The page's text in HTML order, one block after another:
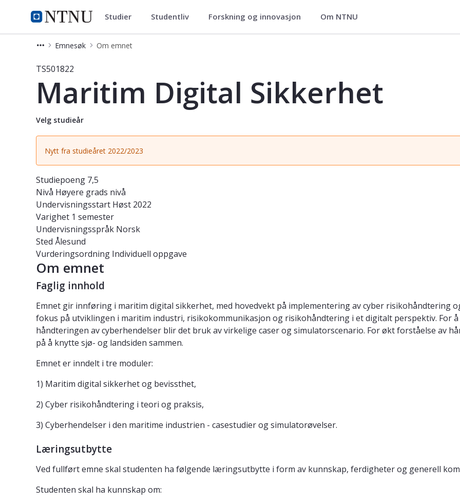
NTNU Hjemmeside
Studier Studier Studentliv Forskning og innovasjon Om NTNU
Emnesøk Om emnet
Emne - Maritim Digital Sikkerhet - TS501822
TS501822
Maritim Digital Sikkerhet
Velg studieår
Nytt fra studieåret 2022/2023
Studiepoeng 7,5
Nivå Høyere grads nivå
Undervisningsstart Høst 2022
Varighet 1 semester
Undervisningsspråk Norsk
Sted Ålesund
Vurderingsordning Individuell oppgave
Om emnet
Faglig innhold
Emnet gir innføring i maritim digital sikkerhet, med hovedvekt på implementering av cyber risikohåndtering
fokus på utviklingen i maritim industri, risikokommunikasjon og risikohåndtering i et digitalt perspektiv. For
håndteringen av cyberhendelser blir det bruk av virkelige caser og simulatorscenario. For økt forståelse av
på å knytte sjø- og landsiden sammen.
Emnet er inndelt i tre moduler:
1) Maritim digital sikkerhet og bevissthet,
2) Cyber risikohåndtering i teori og praksis,
3) Cyberhendelser i den maritime industrien - casestudier og simulatorøvelser.
Læringsutbytte
Ved fullført emne skal studenten ha følgende læringsutbytte i form av kunnskap, ferdigheter og generell
Studenten skal ha kunnskap om: